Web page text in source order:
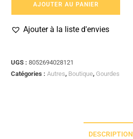
AJOUTER AU PANIER
Ajouter à la liste d'envies
UGS :8052694028121
Catégories : Autres, Boutique, Gourdes
DESCRIPTION